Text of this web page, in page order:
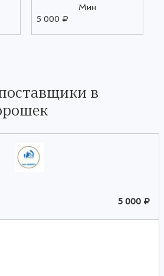
Мин
5 000 ₽
в
5 000 ₽